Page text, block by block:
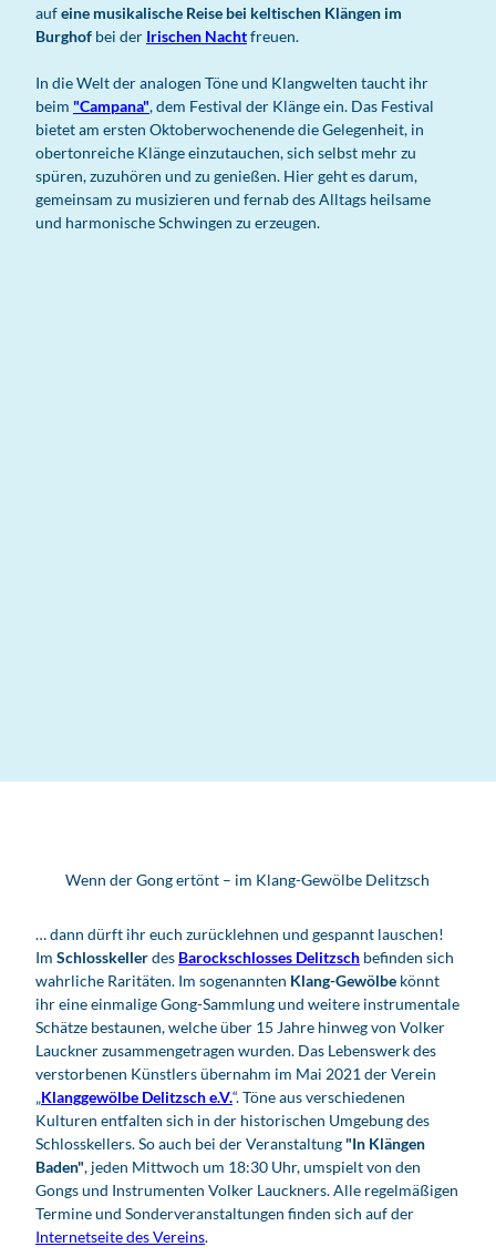
aufeine musikalische Reise bei keltischen Klängen im
Burghof bei der Irischen Nachtfreuen.
In die Welt der analogen Töne und Klangwelten taucht ihr
beim "Campana", dem Festival der Klänge ein. Das Festival
bietet am ersten Oktoberwochenende die Gelegenheit, in
obertonreiche Klänge einzutauchen, sich selbst mehr zu
spüren, zuzuhören und zu genießen. Hier geht es darum,
gemeinsam zu musizieren und fernab des Alltags heilsame
und harmonische Schwingen zu erzeugen.
Wenn der Gong ertönt – im Klang-Gewölbe Delitzsch
… dann dürft ihr euch zurücklehnen und gespannt lauschen!
Im Schlosskellerdes Barockschlosses Delitzsch befinden sich
wahrliche Raritäten. Im sogenannten Klang-Gewölbe könnt
ihr eine einmalige Gong-Sammlung und weitere instrumentale
Schätze bestaunen, welche über 15 Jahre hinweg von Volker
Lauckner zusammengetragen wurden. Das Lebenswerk des
verstorbenen Künstlers übernahm im Mai 2021 der Verein
„Klanggewölbe Delitzsch e.V.“. Töne aus verschiedenen
Kulturen entfalten sich in der historischen Umgebung des
Schlosskellers. So auch bei der Veranstaltung "In Klängen
Baden", jeden Mittwoch um 18:30 Uhr, umspielt von den
Gongs und Instrumenten Volker Lauckners. Alle regelmäßigen
Termine und Sonderveranstaltungen finden sich auf der
Internetseite des Vereins.